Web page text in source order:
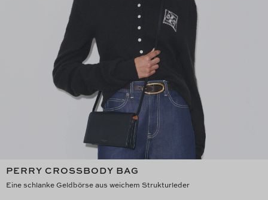
PERRY CROSSBODY BAG
Eine schlanke Geldbörse aus weichem Strukturleder